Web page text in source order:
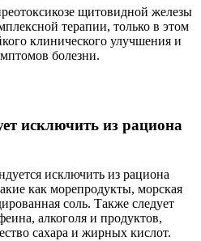
щитовидной железы
терапии, только в этом
клинического улучшения и
болезни.
исключить из рациона
исключить из рациона
как морепродукты, морская
соль. Также следует
алкоголя и продуктов,
сахара и жирных кислот.